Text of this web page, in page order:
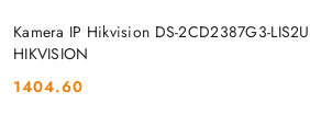
Kamera IP Hikvision DS-2CD2387G3-
HIKVISION
Cena:
1404.60